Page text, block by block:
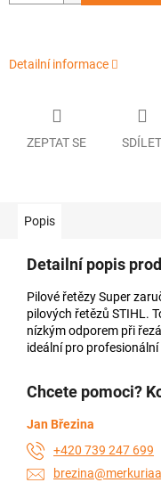
Detailní informace
ZEPTAT SE SDÍLET
Popis
Detailní popis
Pilové řetězy Super
pilových řetězů STIHL.
nízkým odporem při
ideální pro
Chcete pomoci?
Jan Březina
+420 739 247 699